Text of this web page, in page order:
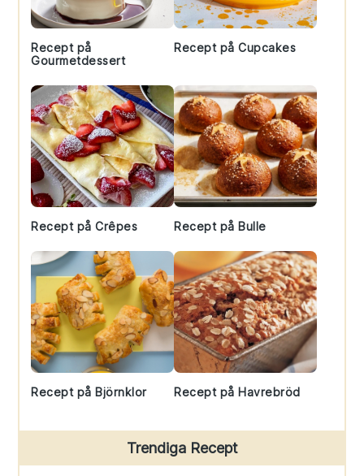
Recept på
Gourmetdessert
Recept på Cupcakes
Recept på Crêpes Recept på Bulle
Recept på Björnklor Recept på Havrebröd
Trendiga Recept